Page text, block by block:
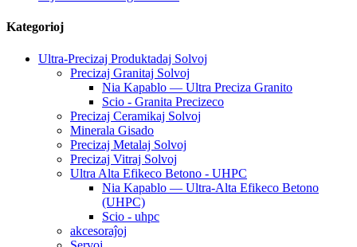
Kategorioj
Ultra-Precizaj Produktadaj Solvoj
Precizaj Granitaj Solvoj
Nia Kapablo — Ultra Preciza Granito
Scio - Granita Precizeco
Precizaj Ceramikaj Solvoj
Minerala Gisado
Precizaj Metalaj Solvoj
Precizaj Vitraj Solvoj
Ultra Alta Efikeco Betono - UHPC
Nia Kapablo — Ultra-Alta Efikeco Betono
(UHPC)
Scio - uhpc
akcesoraĵoj